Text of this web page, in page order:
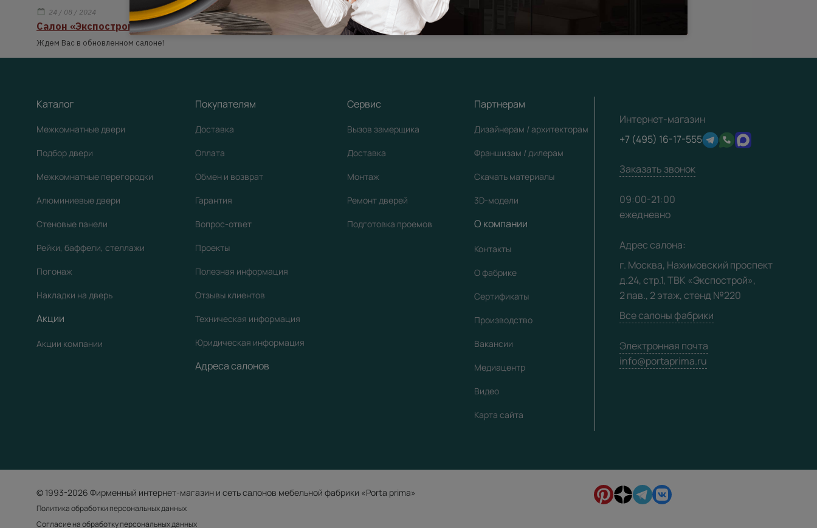
24 / 08 / 2024
Салон «Экспострой» открыт после реконструкции
Ждем Вас в обновленном салоне!
Каталог
Межкомнатные двери
Подбор двери
Межкомнатные перегородки
Алюминиевые двери
Стеновые панели
Рейки, баффели, стеллажи
Погонаж
Накладки на дверь
Акции
Акции компании
Покупателям
Доставка
Оплата
Обмен и возврат
Гарантия
Вопрос-ответ
Проекты
Полезная информация
Отзывы клиентов
Техническая информация
Юридическая информация
Адреса салонов
Сервис
Вызов замерщика
Доставка
Монтаж
Ремонт дверей
Подготовка проемов
Партнерам
Дизайнерам / архитекторам
Франшизам / дилерам
Скачать материалы
3D-модели
О компании
Контакты
О фабрике
Сертификаты
Производство
Вакансии
Медиацентр
Видео
Карта сайта
Интернет-магазин
+7 (495) 16-17-555
Заказать звонок
09:00-21:00
ежедневно
Адрес салона:
г. Москва, Нахимовский проспект
д.24, стр.1, ТВК «Экспострой»,
2 пав., 2 этаж, стенд №220
Все салоны фабрики
Электронная почта
info@portaprima.ru
© 1993-2026 Фирменный интернет-магазин и сеть салонов мебельной фабрики «Porta prima»
Политика обработки персональных данных
Согласие на обработку персональных данных